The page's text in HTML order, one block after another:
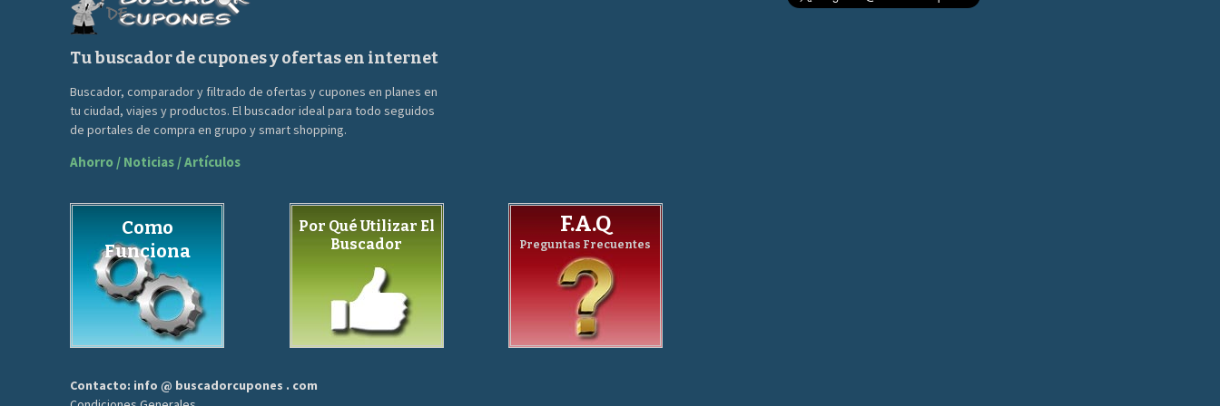
Tu buscador de cupones y ofertas en internet
Buscador, comparador y filtrado de ofertas y cupones en planes en
tu ciudad, viajes y productos. El buscador ideal para todo seguidos
de portales de compra en grupo y smart shopping.
Ahorro / Noticias / Artículos
Como
Funciona
Por Qué Utilizar El
Buscador
F.A.Q
Preguntas Frecuentes
Contacto: info @ buscadorcupones . com